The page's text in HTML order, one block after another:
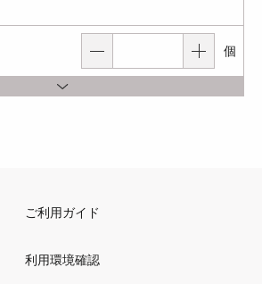
個
ご利用ガイド
利用環境確認